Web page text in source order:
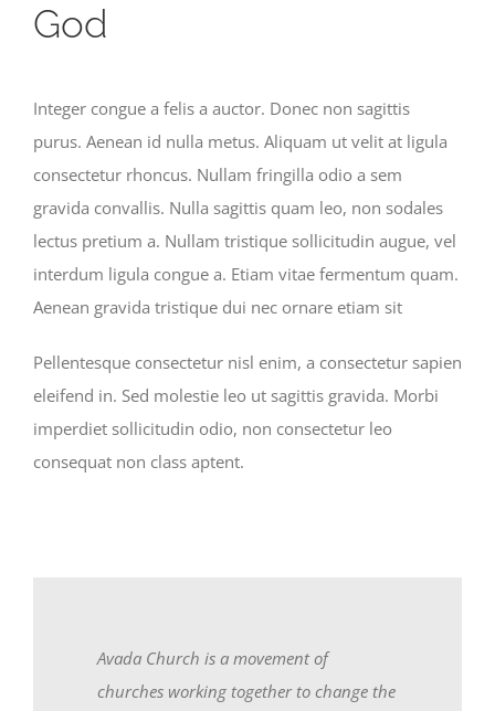
God
Integer congue a felis a auctor. Donec non sagittis
purus. Aenean id nulla metus. Aliquam ut velit at ligula
consectetur rhoncus. Nullam fringilla odio a sem
gravida convallis. Nulla sagittis quam leo, non sodales
lectus pretium a. Nullam tristique sollicitudin augue, vel
interdum ligula congue a. Etiam vitae fermentum quam.
Aenean gravida tristique dui nec ornare etiam sit
Pellentesque consectetur nisl enim, a consectetur sapien
eleifend in. Sed molestie leo ut sagittis gravida. Morbi
imperdiet sollicitudin odio, non consectetur leo
consequat non class aptent.
Avada Church is a movement of
churches working together to change the